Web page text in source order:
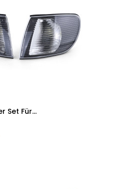
Frontblinker Set Für Audi A6 C4 In Schwarz (Links & Rechts)